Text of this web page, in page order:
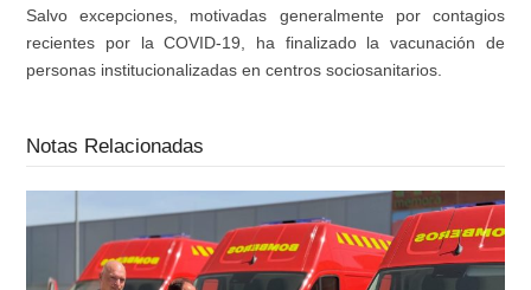
Salvo excepciones, motivadas generalmente por contagios
recientes por la COVID-19, ha finalizado la vacunación de
personas institucionalizadas en centros sociosanitarios.
Notas Relacionadas